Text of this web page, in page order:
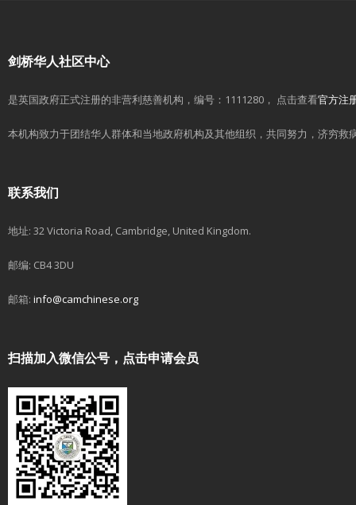
剑桥华人社区中心
是英国政府正式注册的非营利慈善机构，编号：1111280， 点击查看官方注
本机构致力于团结华人群体和当地政府机构及其他组织，共同努力，济穷
联系我们
地址: 32 Victoria Road, Cambridge, United Kingdom.
邮编: CB4 3DU
邮箱: info@camchinese.org
扫描加入微信公号，点击申请会员